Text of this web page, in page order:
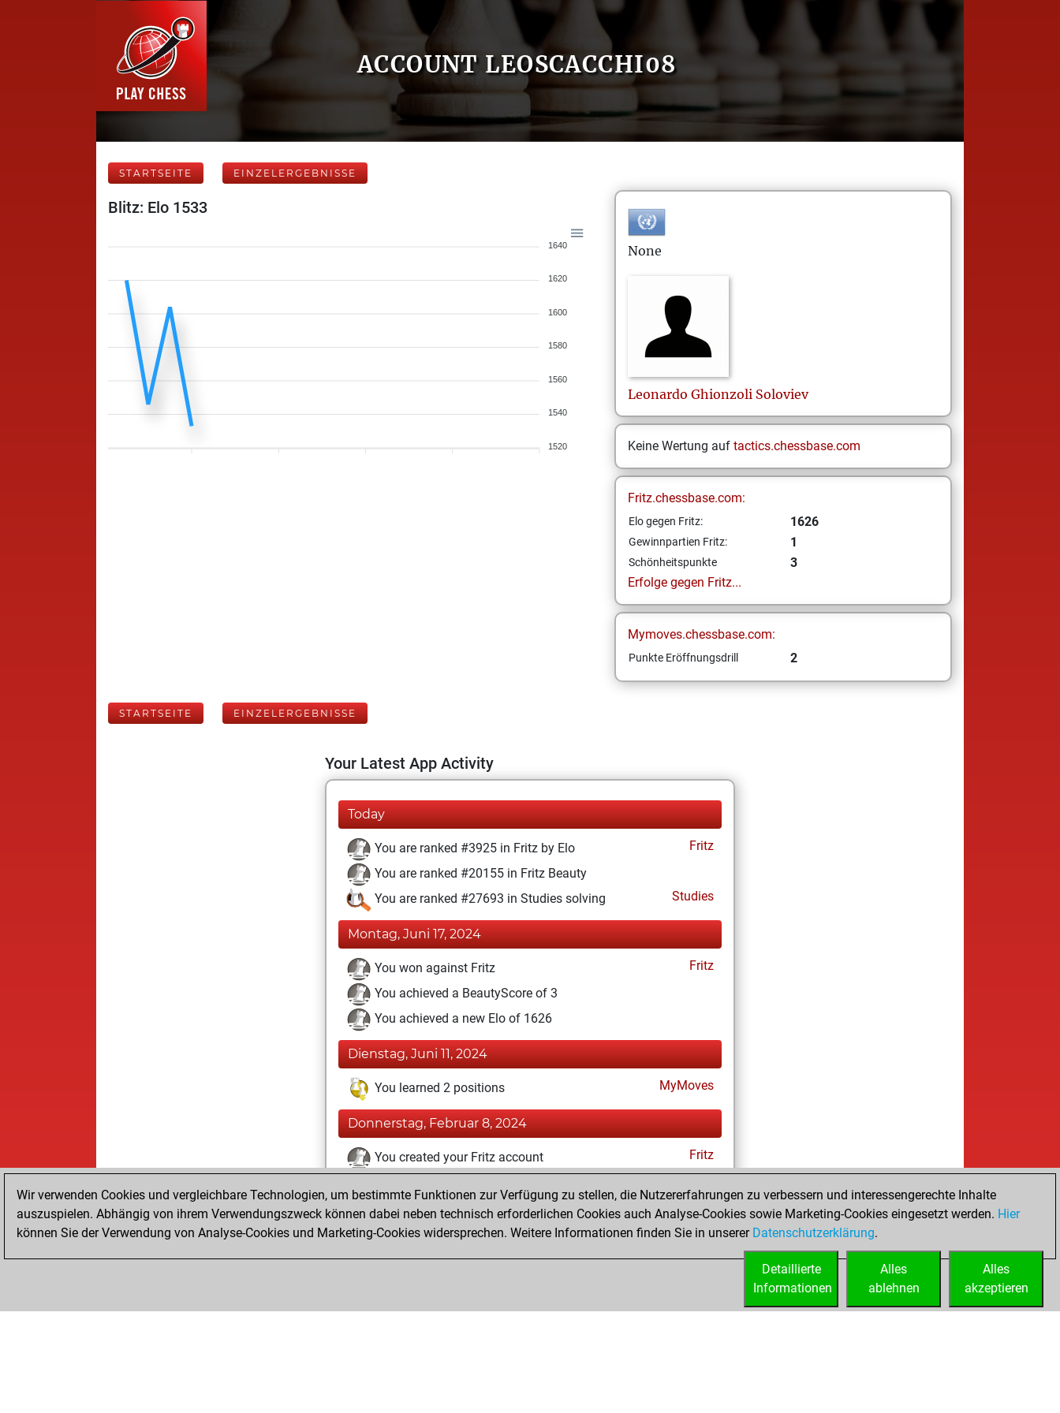
ACCOUNT LEOSCACCHI08
STARTSEITE EINZELERGEBNISSE
Blitz: Elo 1533
1640
1620
1600
1580
1560
1540
1520
None
Leonardo Ghionzoli Soloviev
Keine Wertung auf tactics.chessbase.com
Fritz.chessbase.com:
Elo gegen Fritz: 1626
Gewinnpartien Fritz: 1
Schönheitspunkte
3
Erfolge gegen Fritz...
Mymoves.chessbase.com:
Punkte Eröffnungsdrill 2
STARTSEITE EINZELERGEBNISSE
Your Latest App Activity
Today
You are ranked #3925 in Fritz by Elo
Fritz
You are ranked #20155 in Fritz Beauty
You are ranked #27693 in Studies solving
Studies
Montag, Juni 17, 2024
You won against Fritz
Fritz
You achieved a BeautyScore of 3
You achieved a new Elo of 1626
Dienstag, Juni 11, 2024
You learned 2 positions MyMoves
Donnerstag, Februar 8, 2024
You created your Fritz account
Fritz
You scored +1 =0 -2 in blitz
You created your Studies account
Studies
Wir verwenden Cookies und vergleichbare Technologien, um bestimmte Funktionen zur Verfügung zu stellen, die Nutzererfahrungen zu verbessern und interessengerechte Inhalte
auszuspielen. Abhängig von ihrem Verwendungszweck können dabei neben technisch erforderlichen Cookies auch Analyse-Cookies sowie Marketing-Cookies eingesetzt werden. Hier
können Sie der Verwendung von Analyse-Cookies und Marketing-Cookies widersprechen. Weitere Informationen finden Sie in unserer Datenschutzerklärung.
Alles
akzeptieren
Alles
ablehnen
Detaillierte
Informationen